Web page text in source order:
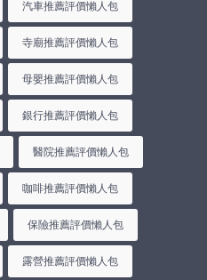
汽車推薦評價懶人包
寺廟推薦評價懶人包
母嬰推薦評價懶人包
銀行推薦評價懶人包
醫院推薦評價懶人包
咖啡推薦評價懶人包
保險推薦評價懶人包
露營推薦評價懶人包